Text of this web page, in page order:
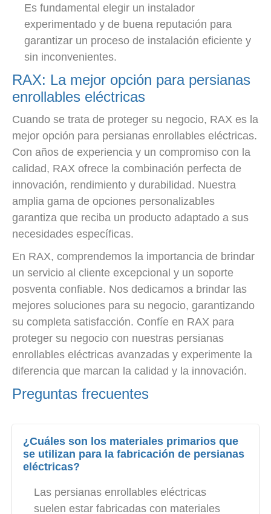
Es fundamental elegir un instalador
experimentado y de buena reputación para
garantizar un proceso de instalación eficiente y
sin inconvenientes.
RAX: La mejor opción para persianas
enrollables eléctricas
Cuando se trata de proteger su negocio, RAX es la
mejor opción para persianas enrollables eléctricas.
Con años de experiencia y un compromiso con la
calidad, RAX ofrece la combinación perfecta de
innovación, rendimiento y durabilidad. Nuestra
amplia gama de opciones personalizables
garantiza que reciba un producto adaptado a sus
necesidades específicas.
En RAX, comprendemos la importancia de brindar
un servicio al cliente excepcional y un soporte
posventa confiable. Nos dedicamos a brindar las
mejores soluciones para su negocio, garantizando
su completa satisfacción. Confíe en RAX para
proteger su negocio con nuestras persianas
enrollables eléctricas avanzadas y experimente la
diferencia que marcan la calidad y la innovación.
Preguntas frecuentes
¿Cuáles son los materiales primarios que
se utilizan para la fabricación de persianas
eléctricas?
Las persianas enrollables eléctricas
suelen estar fabricadas con materiales